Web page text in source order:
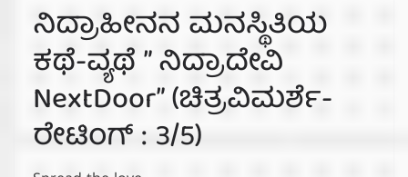
ನಿದ್ರಾಹೀನನ ಮನಸ್ಥಿತಿಯ
ಕಥೆ-ವ್ಯಥೆ ” ನಿದ್ರಾದೇವಿ
NextDoor” (ಚಿತ್ರವಿಮರ್ಶೆ-
ರೇಟಿಂಗ್ : 3/5)